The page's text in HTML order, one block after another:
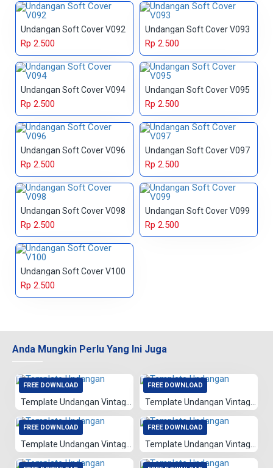
Undangan Soft Cover V092
Rp 2.500
Undangan Soft Cover V093
Rp 2.500
Undangan Soft Cover V094
Rp 2.500
Undangan Soft Cover V095
Rp 2.500
Undangan Soft Cover V096
Rp 2.500
Undangan Soft Cover V097
Rp 2.500
Undangan Soft Cover V098
Rp 2.500
Undangan Soft Cover V099
Rp 2.500
Undangan Soft Cover V100
Rp 2.500
Anda Mungkin Perlu Yang Ini Juga
FREE DOWNLOAD FREE DOWNLOAD
FREE DOWNLOAD FREE DOWNLOAD